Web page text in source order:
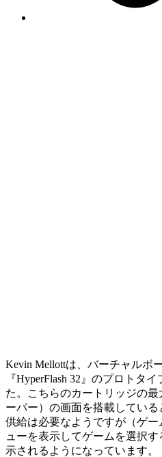
Kevin Mellottは、バーチャルボ
『HyperFlash 32』のプロトタ
た。こちらのカートリッジの
ーパー）の画面を搭載してい
供給は必要なようですが（ゲ
ューを表示してゲームを選択
示されるようになっています。